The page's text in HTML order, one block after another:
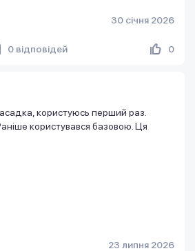
30 січня 2026
0 відповідей 0
користуюсь перший раз.
користувався базовою. Ця
23 липня 2026